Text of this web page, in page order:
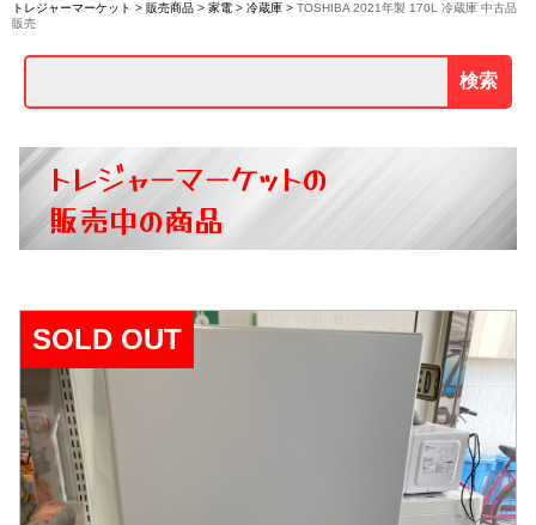
トレジャーマーケット > 販売商品> 家電> 冷蔵庫> TOSHIBA 2021年製 170L 冷蔵庫 中古品
販売
検索
トレジャーマーケットの
販売中の商品
SOLD OUT